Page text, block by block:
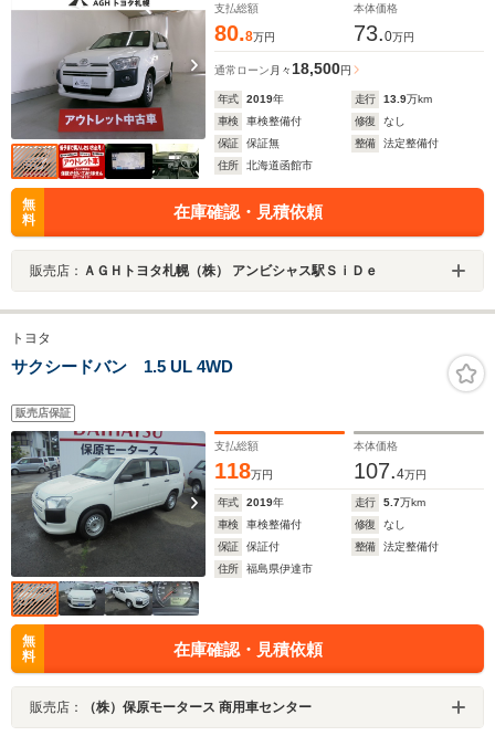
支払総額
80.8万円
本体価格
73.0万円
通常ローン 月々 18,500円
年式 2019年 走行 13.9万km
車検
車検整備付 修復
なし
保証
保証無 整備
法定整備付
住所
北海道函館市
無
料
在庫確認・見積依頼
販売店： ＡＧＨトヨタ札幌（株） アンビシャス駅ＳｉＤｅ
トヨタ
サクシードバン 1.5 UL 4WD
販売店保証
支払総額
118万円
本体価格
107.4万円
年式 2019年 走行 5.7万km
車検
車検整備付 修復
なし
保証
保証付 整備
法定整備付
住所
福島県伊達市
無
料
在庫確認・見積依頼
販売店： （株）保原モータース 商用車センター